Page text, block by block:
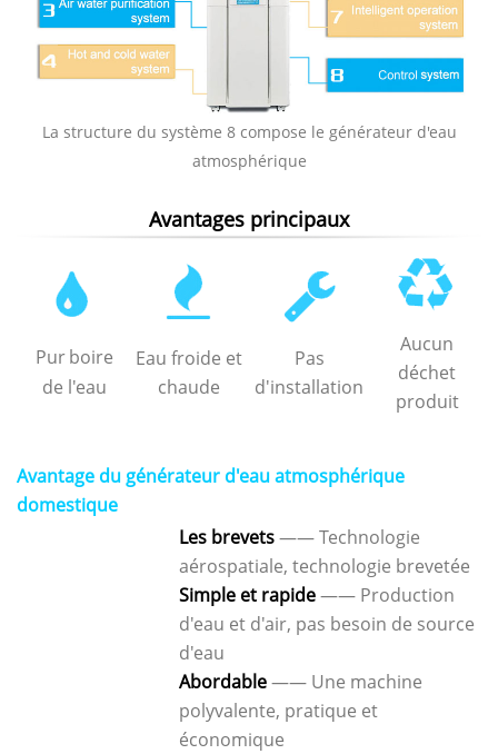
La structure du système 8 compose le générateur d'eau
atmosphérique
Avantages principaux
Pur boire
de l'eau
Eau froide et
chaude
Pas
d'installation
Aucun
déchet
produit
Avantage du générateur d'eau atmosphérique
domestique
Les brevets—— Technologie
aérospatiale, technologie brevetée
Simple et rapide—— Production
d'eau et d'air, pas besoin de source
d'eau
Abordable—— Une machine
polyvalente, pratique et
économique